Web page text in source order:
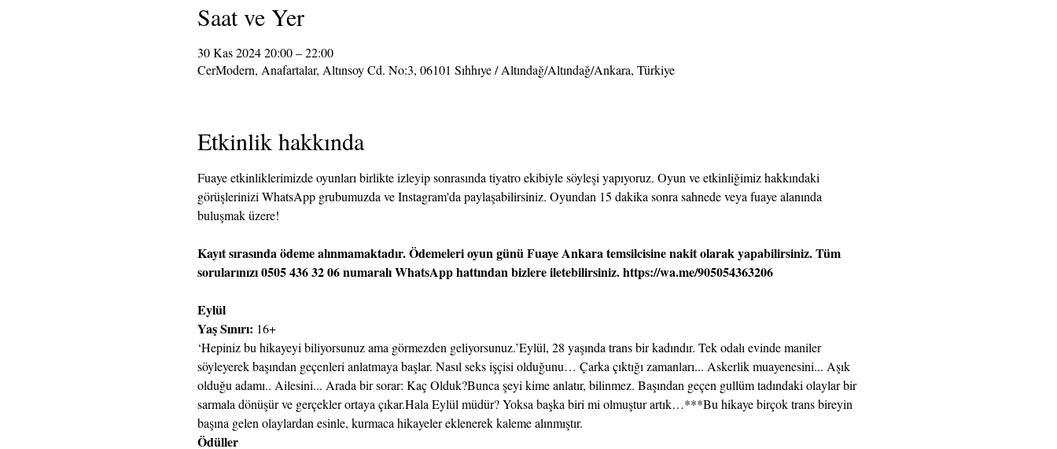
Saat ve Yer
30 Kas 2024 20:00 – 22:00
CerModern, Anafartalar, Altınsoy Cd. No:3, 06101 Sıhhıye / Altındağ/Altındağ/Ankara, Türkiye
Etkinlik hakkında
Fuaye etkinliklerimizde oyunları birlikte izleyip sonrasında tiyatro ekibiyle söyleşi yapıyoruz. Oyun ve etkinliğimiz hakkındaki
görüşlerinizi WhatsApp grubumuzda ve Instagram'da paylaşabilirsiniz. Oyundan 15 dakika sonra sahnede veya fuaye alanında
buluşmak üzere!
Kayıt sırasında ödeme alınmamaktadır. Ödemeleri oyun günü Fuaye Ankara temsilcisine nakit olarak yapabilirsiniz. Tüm
sorularınızı 0505 436 32 06 numaralı WhatsApp hattından bizlere iletebilirsiniz. https://wa.me/905054363206
Eylül
Yaş Sınırı: 16+
‘Hepiniz bu hikayeyi biliyorsunuz ama görmezden geliyorsunuz.’Eylül, 28 yaşında trans bir kadındır. Tek odalı evinde maniler
söyleyerek başından geçenleri anlatmaya başlar. Nasıl seks işçisi olduğunu… Çarka çıktığı zamanları... Askerlik muayenesini... Aşık
olduğu adamı.. Ailesini... Arada bir sorar: Kaç Olduk?Bunca şeyi kime anlatır, bilinmez. Başından geçen gullüm tadındaki olaylar bir
sarmala dönüşür ve gerçekler ortaya çıkar.Hala Eylül müdür? Yoksa başka biri mi olmuştur artık…***Bu hikaye birçok trans bireyin
başına gelen olaylardan esinle, kurmaca hikayeler eklenerek kaleme alınmıştır.
Ödüller